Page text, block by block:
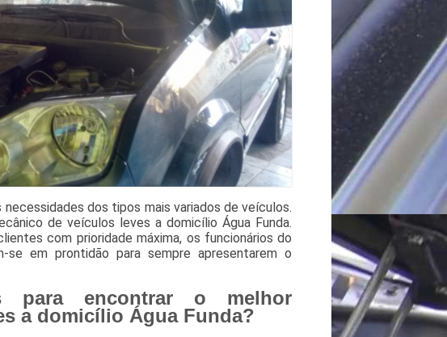
dos tipos mais variados de veículos.
de veículos leves a domicílio Água Funda.
com prioridade máxima, os funcionários do
se em prontidão para sempre apresentarem o
para encontrar o melhor
a domicílio Água Funda?